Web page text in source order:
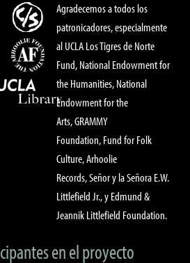
Agradecemos a todos los
patronicadores, especialmente
al UCLA Los Tigres de Norte
Fund, National Endowment for
the Humanities, National
Endowment for the
Arts, GRAMMY
Foundation, Fund for Folk
Culture, Arhoolie
Records, Señor y la Señora E.W.
Littlefield Jr., y Edmund &
Jeannik Littlefield Foundation.
en el proyecto